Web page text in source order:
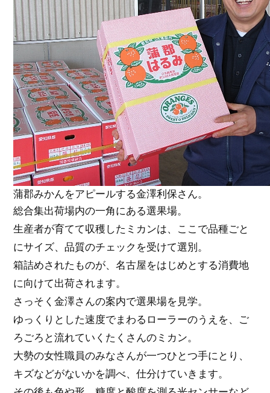
蒲郡みかんをアピールする金澤利保さん。
総合集出荷場内の一角にある選果場。
生産者が育てて収穫したミカンは、ここで品種ごと
にサイズ、品質のチェックを受けて選別。
箱詰めされたものが、名古屋をはじめとする消費地
に向けて出荷されます。
さっそく金澤さんの案内で選果場を見学。
ゆっくりとした速度でまわるローラーのうえを、ご
ろごろと流れていくたくさんのミカン。
大勢の女性職員のみなさんが一つひとつ手にとり、
キズなどがないかを調べ、仕分けていきます。